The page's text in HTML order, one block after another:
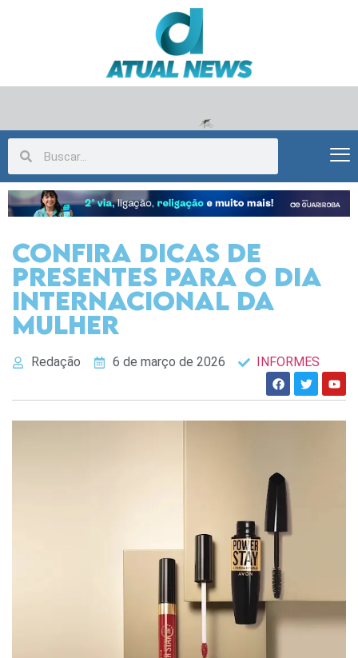
Confira dicas de
presentes para o Dia
Internacional da
Mulher
Redação 6 de março de 2026 INFORMES